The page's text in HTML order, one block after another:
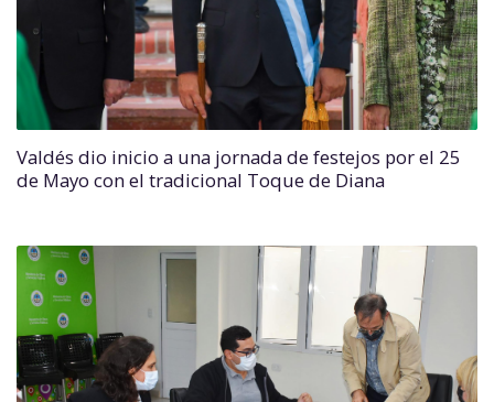
Valdés dio inicio a una jornada de festejos por el 25
de Mayo con el tradicional Toque de Diana